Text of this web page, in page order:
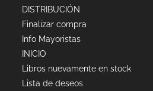
DISTRIBUCIÓN
Finalizar compra
Info Mayoristas
INICIO
Libros nuevamente en stock
Lista de deseos